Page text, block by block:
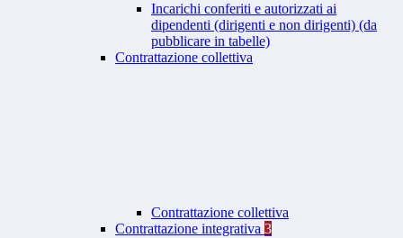
Incarichi conferiti e autorizzati ai
dipendenti (dirigenti e non dirigenti) (da
pubblicare in tabelle)
Contrattazione collettiva
Contrattazione collettiva
Contrattazione integrativa 3